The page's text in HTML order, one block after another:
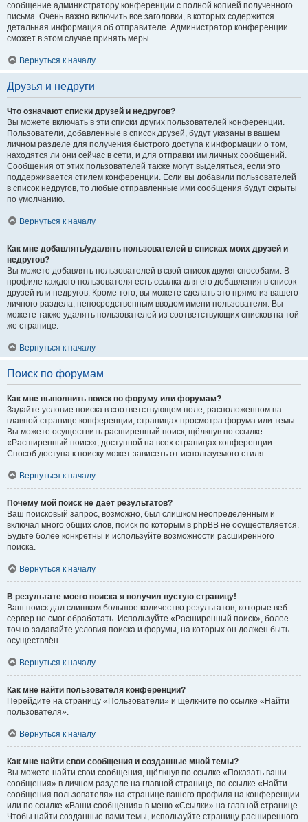
сообщение администратору конференции с полной копией полученного
письма. Очень важно включить все заголовки, в которых содержится
детальная информация об отправителе. Администратор конференции
сможет в этом случае принять меры.
Вернуться к началу
Друзья и недруги
Что означают списки друзей и недругов?
Вы можете включать в эти списки других пользователей конференции.
Пользователи, добавленные в список друзей, будут указаны в вашем
личном разделе для получения быстрого доступа к информации о том,
находятся ли они сейчас в сети, и для отправки им личных сообщений.
Сообщения от этих пользователей также могут выделяться, если это
поддерживается стилем конференции. Если вы добавили пользователей
в список недругов, то любые отправленные ими сообщения будут скрыты
по умолчанию.
Вернуться к началу
Как мне добавлять/удалять пользователей в списках моих друзей и
недругов?
Вы можете добавлять пользователей в свой список двумя способами. В
профиле каждого пользователя есть ссылка для его добавления в список
друзей или недругов. Кроме того, вы можете сделать это прямо из вашего
личного раздела, непосредственным вводом имени пользователя. Вы
можете также удалять пользователей из соответствующих списков на той
же странице.
Вернуться к началу
Поиск по форумам
Как мне выполнить поиск по форуму или форумам?
Задайте условие поиска в соответствующем поле, расположенном на
главной странице конференции, страницах просмотра форума или темы.
Вы можете осуществить расширенный поиск, щёлкнув по ссылке
«Расширенный поиск», доступной на всех страницах конференции.
Способ доступа к поиску может зависеть от используемого стиля.
Вернуться к началу
Почему мой поиск не даёт результатов?
Ваш поисковый запрос, возможно, был слишком неопределённым и
включал много общих слов, поиск по которым в phpBB не осуществляется.
Будьте более конкретны и используйте возможности расширенного
поиска.
Вернуться к началу
В результате моего поиска я получил пустую страницу!
Ваш поиск дал слишком большое количество результатов, которые веб-
сервер не смог обработать. Используйте «Расширенный поиск», более
точно задавайте условия поиска и форумы, на которых он должен быть
осуществлён.
Вернуться к началу
Как мне найти пользователя конференции?
Перейдите на страницу «Пользователи» и щёлкните по ссылке «Найти
пользователя».
Вернуться к началу
Как мне найти свои сообщения и созданные мной темы?
Вы можете найти свои сообщения, щёлкнув по ссылке «Показать ваши
сообщения» в личном разделе на главной странице, по ссылке «Найти
сообщения пользователя» на странице вашего профиля на конференции
или по ссылке «Ваши сообщения» в меню «Ссылки» на главной странице.
Чтобы найти созданные вами темы, используйте страницу расширенного